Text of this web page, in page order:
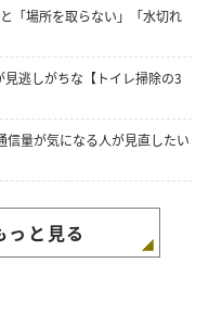
「場所を取らない」「水切れ
見逃しがちな【トイレ掃除の3
量が気になる人が見直したい
っと見る